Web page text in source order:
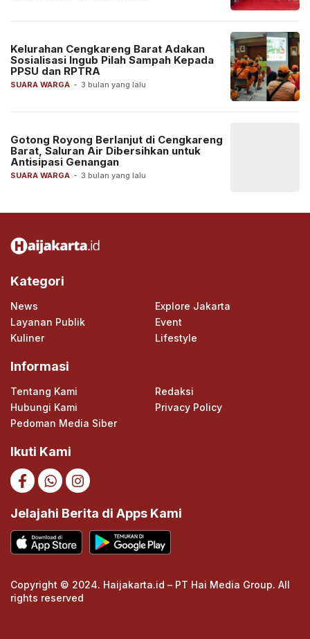
SUARA WARGA - 3 bulan yang lalu
Kelurahan Cengkareng Barat Adakan
Sosialisasi Ingub Pilah Sampah Kepada
PPSU dan RPTRA
SUARA WARGA - 3 bulan yang lalu
Gotong Royong Berlanjut di Cengkareng
Barat, Saluran Air Dibersihkan untuk
Antisipasi Genangan
Kategori
News
Explore Jakarta
Layanan Publik
Event
Kuliner
Lifestyle
Informasi
Tentang Kami
Redaksi
Hubungi Kami
Privacy Policy
Pedoman Media Siber
Ikuti Kami
Jelajahi Berita di Apps Kami
Copyright © 2024. Haijakarta.id – PT Hai Media Group. All
rights reserved